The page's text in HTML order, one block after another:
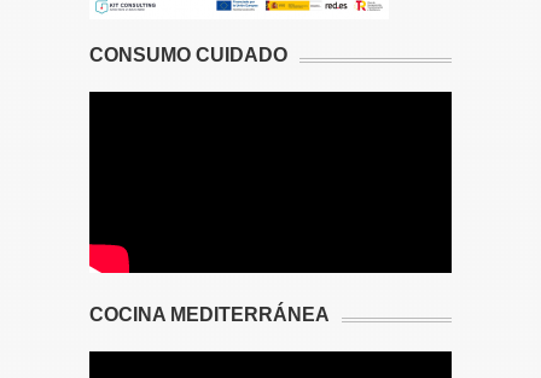
CONSUMO CUIDADO
COCINA MEDITERRÁNEA